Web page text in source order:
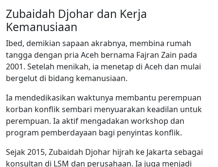
Zubaidah Djohar dan Kerja
Kemanusiaan
Ibed, demikian sapaan akrabnya, membina rumah
tangga dengan pria Aceh bernama Fajran Zain pada
2001. Setelah menikah, ia menetap di Aceh dan mulai
bergelut di bidang kemanusiaan.
Ia mendedikasikan waktunya membantu perempuan
korban konflik sembari menyuarakan keadilan untuk
perempuan. Ia aktif mengadakan workshop dan
program pemberdayaan bagi penyintas konflik.
Sejak 2015, Zubaidah Djohar hijrah ke Jakarta sebagai
konsultan di LSM dan perusahaan. Ia juga menjadi